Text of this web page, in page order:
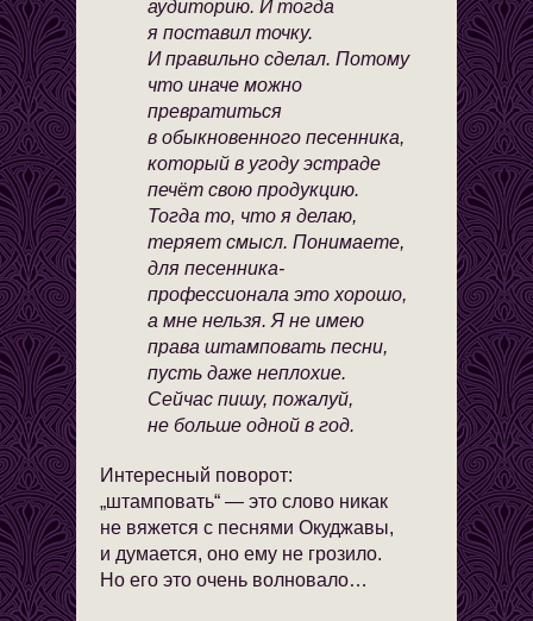
аудиторию. И тогда
я поставил точку.
И правильно сделал. Потому
что иначе можно
превратиться
в обыкновенного песенника,
который в угоду эстраде
печёт свою продукцию.
Тогда то, что я делаю,
теряет смысл. Понимаете,
для песенника-
профессионала это хорошо,
а мне нельзя. Я не имею
права штамповать песни,
пусть даже неплохие.
Сейчас пишу, пожалуй,
не больше одной в год.
Интересный поворот:
„штамповать“ — это слово никак
не вяжется с песнями Окуджавы,
и думается, оно ему не грозило.
Но его это очень волновало…